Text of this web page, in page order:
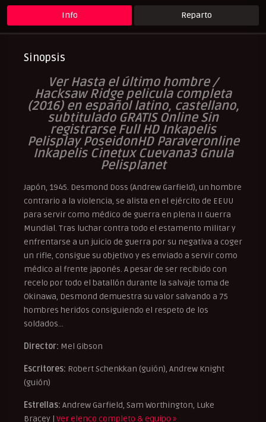
Info Reparto
Sinopsis
Ver Hasta el último hombre /
Hacksaw Ridge peliculacompleta
(2016) en español latino, castellano,
subtitulado GRATIS Online Sin
registrarse Full HD Inkapelis
Pelisplay PoseidonHD Paraveronline
Inkapelis Cinetux Cuevana3 Gnula
Pelisplanet
Japón, 1945. Desmond Doss (Andrew Garfield), un hombre
contrario a la violencia, se alista en el ejército de EEUU
para servir como médico de guerra en plena II Guerra
Mundial. Tras luchar contra todo el estamento militar y
enfrentarse a un juicio de guerra por su negativa a coger
un rifle, consigue su objetivo y es enviado a servir como
médico al frente japonés. A pesar de ser recibido con
recelo por todo el batallón durante la salvaje toma de
Okinawa, Desmond demuestra su valor salvando a 75
hombres heridos consiguiendo el respeto de los
soldados…
Director: Mel Gibson
Escritores: Robert Schenkkan (guión), Andrew Knight
(guión)
Estrellas: Andrew Garfield, Sam Worthington, Luke
Bracey | Ver elenco completo & equipo »